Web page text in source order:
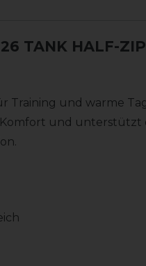
TANK HALF-
Training und warme
und